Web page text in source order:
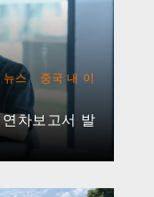
뉴스·
중국 내 이
차보고서 발